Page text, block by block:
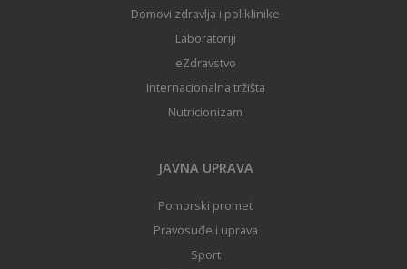
Domovi zdravlja i poliklinike
Laboratoriji
eZdravstvo
Internacionalna tržišta
Nutricionizam
JAVNA UPRAVA
Pomorski promet
Pravosuđe i uprava
Sport